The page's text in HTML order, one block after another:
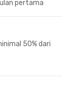
pertama
50% dari